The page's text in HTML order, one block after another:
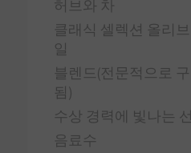
허브와 차
클래식 셀렉션 올리
일
블렌드(전문적으로
됨)
수상 경력에 빛나는
음료수